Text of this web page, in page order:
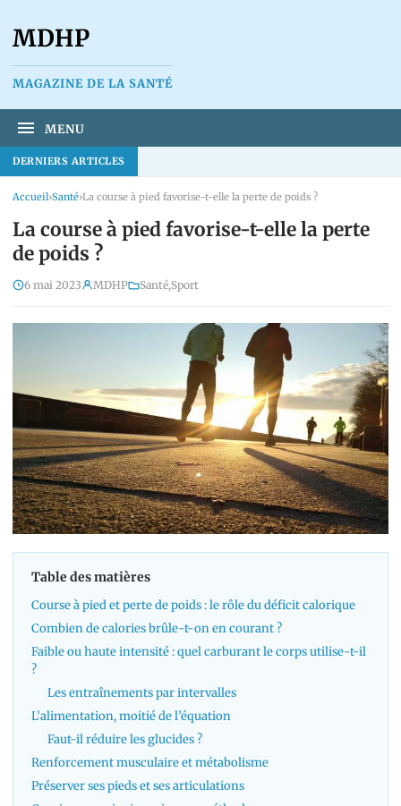
MDHP
MAGAZINE DE LA SANTÉ
MENU
DERNIERS ARTICLES
Accueil›Santé›La course à pied favorise-t-elle la perte de poids ?
La course à pied favorise-t-elle la perte
de poids ?
6 mai 2023 MDHP Santé,Sport
Table des matières
Course à pied et perte de poids : le rôle du déficit calorique
Combien de calories brûle-t-on en courant ?
Faible ou haute intensité : quel carburant le corps utilise-t-il
?
Les entraînements par intervalles
L’alimentation, moitié de l’équation
Faut-il réduire les glucides ?
Renforcement musculaire et métabolisme
Préserver ses pieds et ses articulations